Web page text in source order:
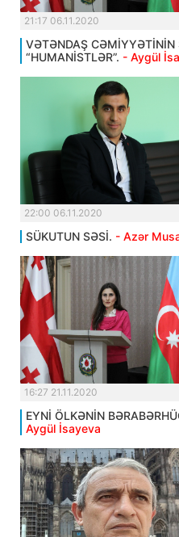
21:17 06.11.2020
VƏTƏNDAŞ CƏMİYYƏTİNİN
“HUMANİSTLƏR”. - Aygül
22:00 06.11.2020
SÜKUTUN SƏSİ. - Azər
16:27 21.11.2020
EYNİ ÖLKƏNİN
Aygül İsayeva